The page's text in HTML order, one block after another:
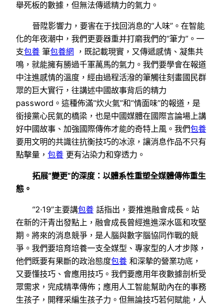
舉死板的數據，但無法傳遞精力的氣力。
晉陞影響力，要害在于找回消息的“人味”。在智能
化的年夜潮中，我們更要器重并打磨我們的“筆力”。一
支包養 筆包養網 ，既記載現實，又傳遞感情、凝集共
鳴，就能擁有勝過千軍萬馬的氣力。我們要學會在報道
中注進感情的溫度，經由過程活潑的筆觸往刻畫國民群
眾的巨大實行，往講述中國故事背后的精力
password。這種佈滿“炊火氣”和“情面味”的報道，是
銜接黨心民氣的橋梁，也是中國媒體在國際言論場上講
好中國故事、加強國際傳佈才能的奇特上風。我們包養
要用文明的共識往抗衡技巧的冰涼，讓消息作品不只有
點擊量， 包養 更有沾染力和穿透力。
拓展“變更”的深度：以體系性重塑全媒體傳佈重生
態。
“2·19”主要講包養話指出，要推進融會成長。站
在新的汗青出發點上，融會成長曾經進進深水區和攻堅
期。將來的消息競爭，是人腦與數字腦協同作戰的競
爭。我們要培育培養一支全媒型、專家型的人才步隊，
他們既要有果斷的政治態度包養 和深摯的營業功底，
又要懂技巧、會應用技巧。我們要應用年夜數據剖析受
眾需求，完成精準傳佈；應用人工智能幫助內在的事務
生孩子，開釋采編生孩子力。但無論技巧若何賦能，人